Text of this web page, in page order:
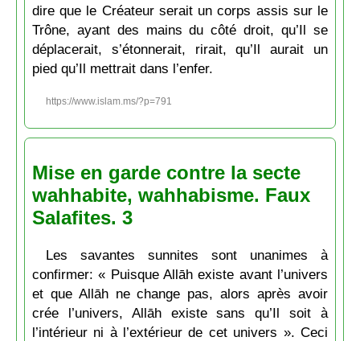
dire que le Créateur serait un corps assis sur le
Trône, ayant des mains du côté droit, qu’Il se
déplacerait, s’étonnerait, rirait, qu’Il aurait un
pied qu’Il mettrait dans l’enfer.
https://www.islam.ms/?p=791
Mise en garde contre la secte
wahhabite, wahhabisme. Faux
Salafites. 3
Les savantes sunnites sont unanimes à
confirmer: « Puisque Allāh existe avant l’univers
et que Allāh ne change pas, alors après avoir
crée l’univers, Allāh existe sans qu’Il soit à
l’intérieur ni à l’extérieur de cet univers ». Ceci